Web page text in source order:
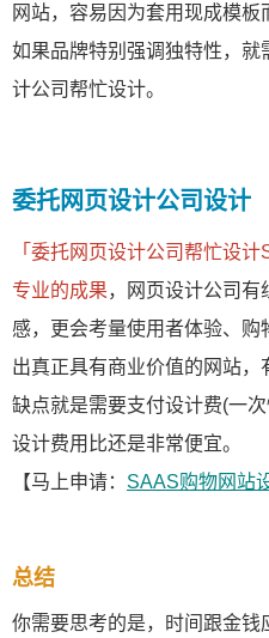
网站，容易因为套用现成模板
如果品牌特别强调独特性，
计公司帮忙设计。
委托网页设计公司设计
「委托网页设计公司帮忙设
专业的成果，网页设计公司有
感，更会考量使用者体验、
出真正具有商业价值的网站，
缺点就是需要支付设计费(一
设计费用比还是非常便宜。
【马上申请： SAAS购物网站
总结
你需要思考的是，时间跟金